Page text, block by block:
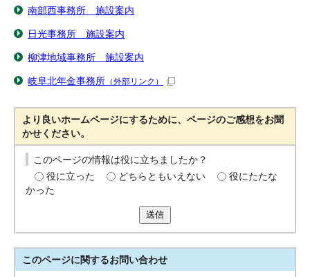
南部西事務所 施設案内
日光事務所 施設案内
柳津地域事務所 施設案内
岐阜北年金事務所 （外部リンク）
より良いホームページにするために、ページのご感想をお聞
かせください。
このページの情報は役に立ちましたか？
役に立った
どちらともいえない
役にたたな
かった
送信
このページに関するお問い合わせ